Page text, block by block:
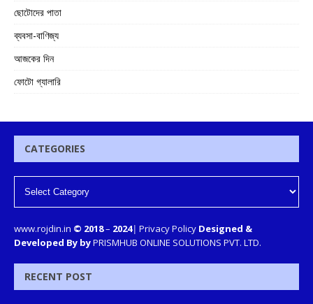
ছোটোদের পাতা
ব্যবসা-বাণিজ্য
আজকের দিন
ফোটো গ্যালারি
CATEGORIES
www.rojdin.in © 2018– 2024| Privacy Policy Designed &
Developed By byPRISMHUB ONLINE SOLUTIONS PVT. LTD.
RECENT POST